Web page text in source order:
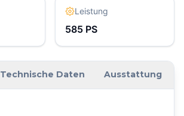
Leistung
585 PS
Technische Daten Ausstattung